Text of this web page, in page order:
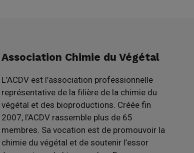
Association Chimie du Végétal
L’ACDV est l’association professionnelle
représentative de la filière de la chimie du
végétal et des bioproductions. Créée fin
2007, l’ACDV rassemble plus de 65
membres. Sa vocation est de promouvoir la
chimie du végétal et de soutenir l’essor